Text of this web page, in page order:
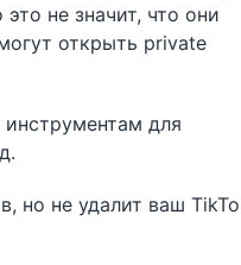
не значит, что они
открыть private
для
но не удалит ваш